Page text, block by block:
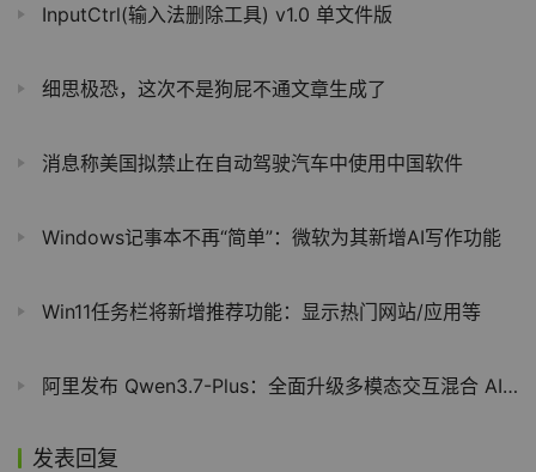
InputCtrl(输入法删除工具) v1.0 单文件版
细思极恐，这次不是狗屁不通文章生成了
消息称美国拟禁止在自动驾驶汽车中使用中国软件
Windows记事本不再“简单”：微软为其新增AI写作功能
Win11任务栏将新增推荐功能：显示热门网站/应用等
阿里发布 Qwen3.7-Plus：全面升级多模态交互混合 AI 智能体
发表回复